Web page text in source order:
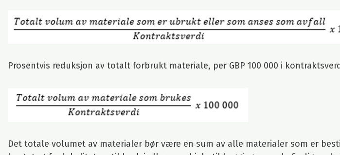
Prosentvis reduksjon av totalt forbrukt materiale, per GBP 100 000 i
Det totale volumet av materialer bør være en sum av alle materialer som er